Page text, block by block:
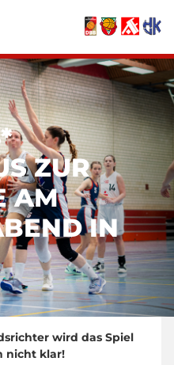
ZUR
AM
IN
wird das Spiel
nicht klar!